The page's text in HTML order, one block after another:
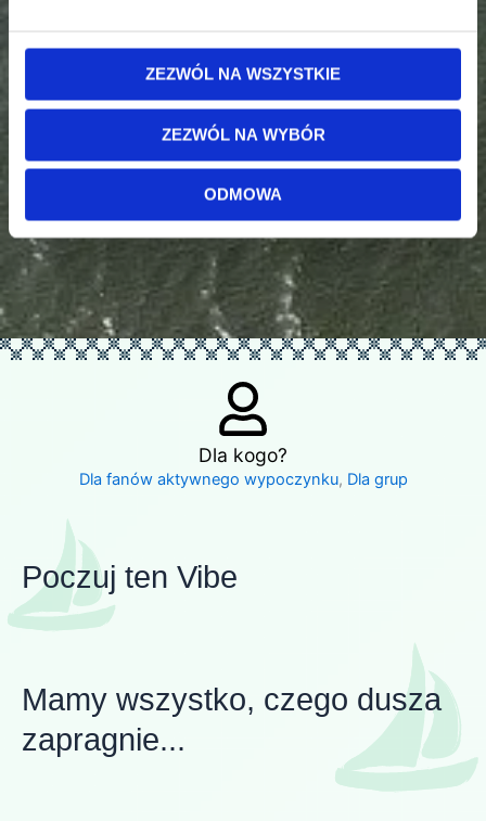
ZEZWÓL NA WSZYSTKIE
ZEZWÓL NA WYBÓR
ODMOWA
Dla kogo?
Dla fanów aktywnego wypoczynku, Dla grup
Poczuj ten Vibe
Mamy wszystko, czego dusza
zapragnie...